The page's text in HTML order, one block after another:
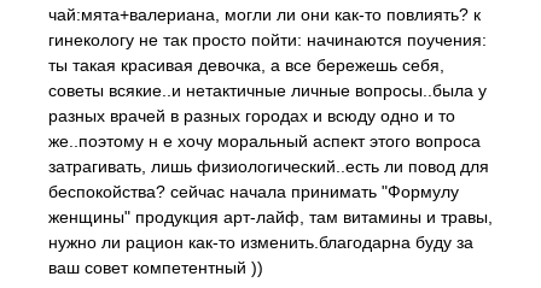
чай:мята+валериана, могли ли они как-то повлиять? к
гинекологу не так просто пойти: начинаются поучения:
ты такая красивая девочка, а все бережешь себя,
советы всякие..и нетактичные личные вопросы..была у
разных врачей в разных городах и всюду одно и то
же..поэтому н е хочу моральный аспект этого вопроса
затрагивать, лишь физиологический..есть ли повод для
беспокойства? сейчас начала принимать "Формулу
женщины" продукция арт-лайф, там витамины и травы,
нужно ли рацион как-то изменить.благодарна буду за
ваш совет компетентный ))